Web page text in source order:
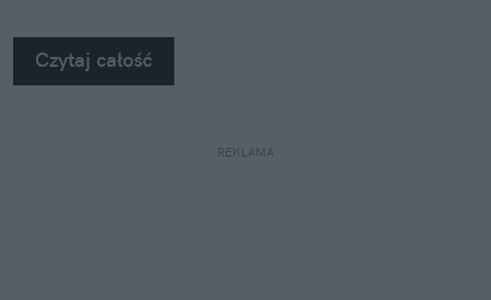
Czytaj całość
REKLAMA